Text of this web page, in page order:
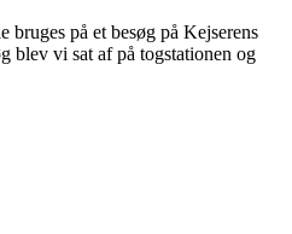
på et besøg på Kejserens
blev vi sat af på togstationen og